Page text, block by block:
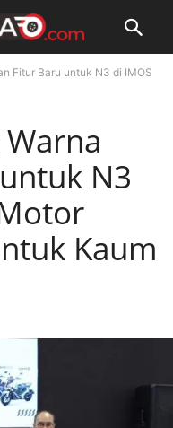
Fitur Baru untuk N3 di IMOS
N3
Kaum